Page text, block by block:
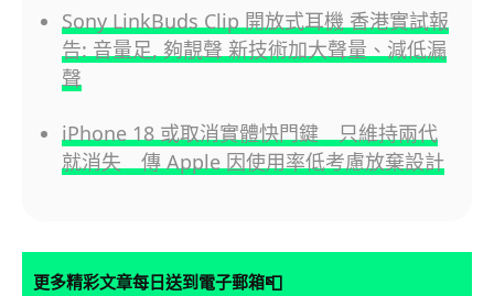
Sony LinkBuds Clip 開放式耳機 香港實試報
告: 音量足, 夠靚聲 新技術加大聲量、減低漏
聲
iPhone 18 或取消實體快門鍵 只維持兩代
就消失 傳 Apple 因使用率低考慮放棄設計
更多精彩文章每日送到電子郵箱📮